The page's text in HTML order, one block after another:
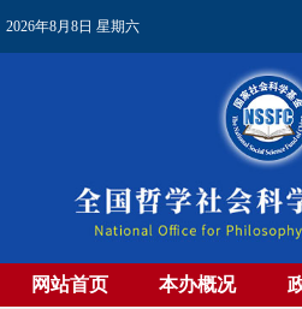
2026年8月8日 星期六
网站首页 本办概况